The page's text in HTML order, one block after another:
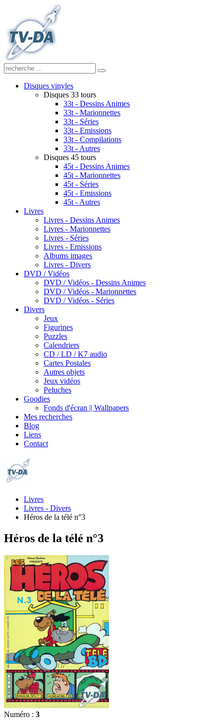
Disques vinyles
Disques 33 tours
33t - Dessins Animes
33t - Marionnettes
33t - Séries
33t - Emissions
33t - Compilations
33t - Autres
Disques 45 tours
45t - Dessins Animes
45t - Marionnettes
45t - Séries
45t - Emissions
45t - Autres
Livres
Livres - Dessins Animes
Livres - Marionnettes
Livres - Séries
Livres - Emissions
Albums images
Livres - Divers
DVD / Vidéos
DVD / Vidéos - Dessins Animes
DVD / Vidéos - Marionnettes
DVD / Vidéos - Séries
Divers
Jeux
Figurines
Puzzles
Calendriers
CD / LD / K7 audio
Cartes Postales
Autres objets
Jeux vidéos
Peluches
Goodies
Fonds d'écran || Wallpapers
Mes recherches
Blog
Liens
Contact
Livres
Livres - Divers
Héros de la télé n°3
Héros de la télé n°3
Numéro : 3